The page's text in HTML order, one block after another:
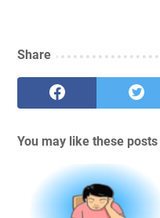
Share
You may like these posts